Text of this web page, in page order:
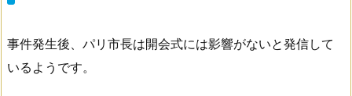
事件発生後、パリ市長は開会式には影響がないと発信して
いるようです。